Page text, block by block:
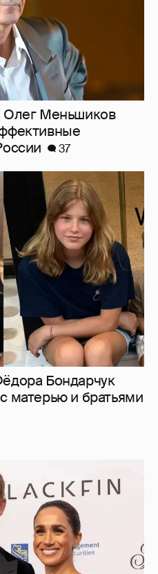
Олег Меньшиков
37
Бондарчук
матерью и братьями